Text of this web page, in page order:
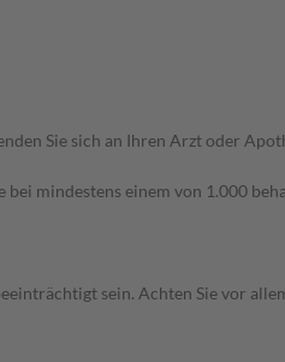
Sie sich an Ihren Arzt oder
mindestens einem von 1.000
sein. Achten Sie vor